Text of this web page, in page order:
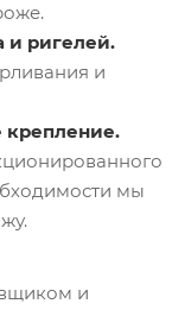
и ригелей.
и
крепление.
мы
и